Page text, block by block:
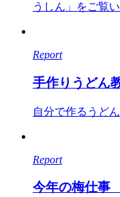
うしん」をご覧
Report
手作りうどん
自分で作るうど
Report
今年の梅仕事